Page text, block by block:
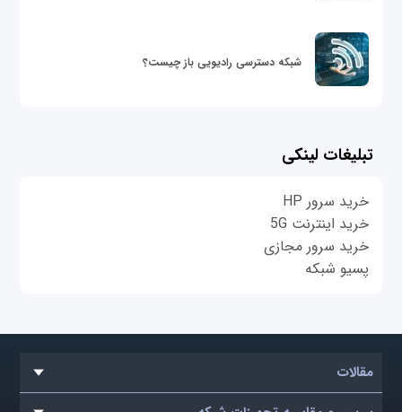
شبکه دسترسی رادیویی باز چیست؟
تبلیغات لینکی
خرید سرور HP
خرید اینترنت 5G
خرید سرور مجازی
پسیو شبکه
مقالات